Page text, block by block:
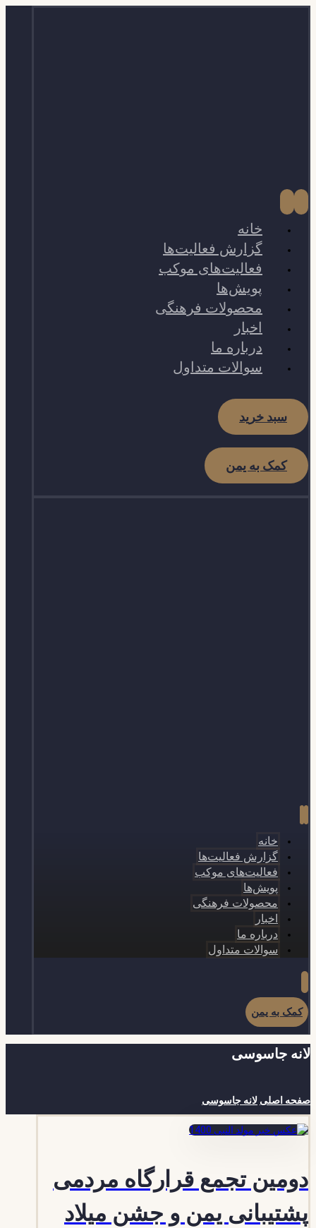
خانه
گزارش فعالیت‌ها
فعالیت‌های موکب
پویش‌ها
محصولات فرهنگی
اخبار
درباره ما
سوالات متداول
سبد خرید
کمک به یمن
خانه
گزارش فعالیت‌ها
فعالیت‌های موکب
پویش‌ها
محصولات فرهنگی
اخبار
درباره ما
سوالات متداول
کمک به یمن
لانه جاسوسی
صفحه اصلی لانه جاسوسی
دومین تجمع قرارگاه مردمی
پشتیبانی یمن و جشن میلاد